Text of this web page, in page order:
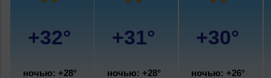
+32°
ночью: +28°
+31°
ночью: +28°
+30°
ночью: +26°